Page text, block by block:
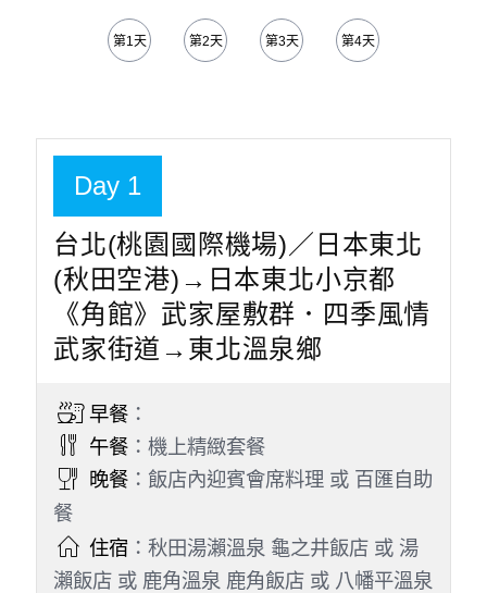
第1天 第2天 第3天 第4天
Day 1
台北(桃園國際機場)／日本東北
(秋田空港)→日本東北小京都
《角館》武家屋敷群．四季風情
武家街道→東北溫泉鄉
早餐：
午餐：機上精緻套餐
晚餐：飯店內迎賓會席料理 或 百匯自助
餐
住宿：秋田湯瀨溫泉 龜之井飯店 或 湯
瀨飯店 或 鹿角溫泉 鹿角飯店 或 八幡平溫泉